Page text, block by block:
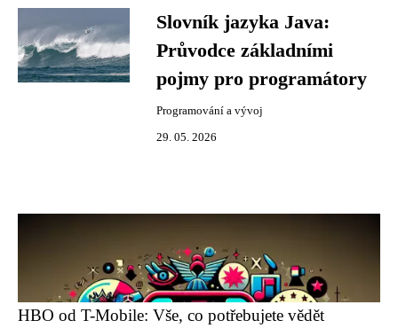
Slovník jazyka Java:
Průvodce základními
pojmy pro programátory
Programování a vývoj
29. 05. 2026
HBO od T-Mobile: Vše, co potřebujete vědět